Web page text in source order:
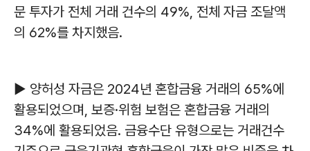
문 투자가 전체 거래 건수의 49%, 전체 자금 조달액
의 62%를 차지했음.
▶ 양허성 자금은 2024년 혼합금융 거래의 65%에
활용되었으며, 보증·위험 보험은 혼합금융 거래의
34%에 활용되었음. 금융수단 유형으로는 거래건수